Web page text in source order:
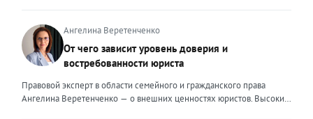
проблемой, однако выгорание у предпринимателей заметно
отличается от выгорания у наёмных сотрудников. Наёмный
сотрудник может уйти на больничный или в отпуск, пожаловаться
на что-то начальству или сменить работу. Предприниматель — сам
себе начальник и основа системы. Если он устаёт, бизнес не встанет
на паузу, а просто начнёт разваливаться. У предпринимателей
Ангелина Веретенченко
От чего зависит уровень доверия и
востребованности юриста
Правовой эксперт в области семейного и гражданского права
Ангелина Веретенченко — о внешних ценностях юристов. Высокий